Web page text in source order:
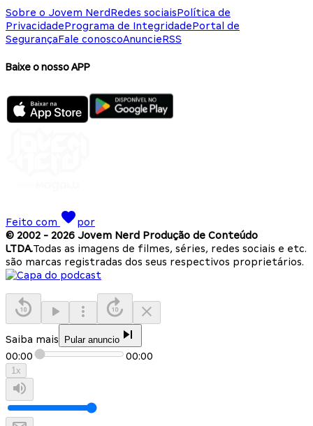
Sobre o Jovem NerdRedes sociaisPolítica de
PrivacidadePrograma de IntegridadePortal de
SegurançaFale conoscoAnuncieRSS
Baixe o nosso APP
Feito com
por
© 2002 - 2026 Jovem Nerd Produção de Conteúdo
LTDA.Todas as imagens de filmes, séries, redes sociais e etc.
são marcas registradas dos seus respectivos proprietários.
Saiba mais Pular anuncio
00:00 00:00
1x